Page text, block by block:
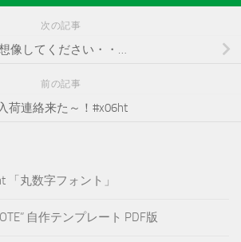
次の記事
像してください・・…
前の記事
荷連絡来た～！#x06ht
「丸数字フォント」
自作テンプレート PDF版